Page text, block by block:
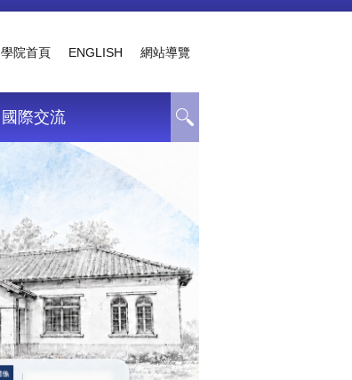
學院首頁 ENGLISH 網站導覽
國際交流